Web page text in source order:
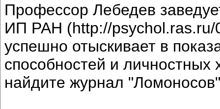
Профессор Лебедев
ИП РАН (http://psychol.ras.ru/
успешно отыскивает в
способностей и личностных
найдите журнал